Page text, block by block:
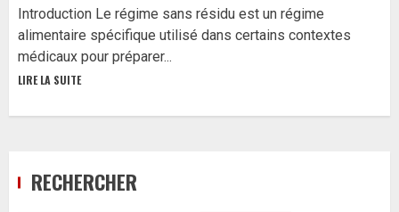
Introduction Le régime sans résidu est un régime
alimentaire spécifique utilisé dans certains contextes
médicaux pour préparer...
LIRE LA SUITE
RECHERCHER